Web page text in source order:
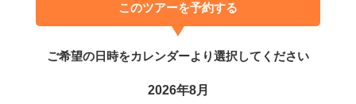
このツアーを予約する
ご希望の日時をカレンダーより選択してください
2026年8月